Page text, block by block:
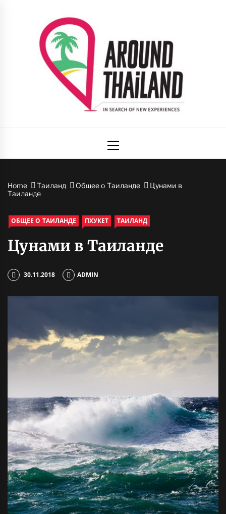
Таиланда
Menu
Home Таиланд Общее о Таиланде
Цунами в
Таиланде
ОБЩЕЕ О ТАИЛАНДЕ ПХУКЕТ ТАИЛАНД
Цунами в Таиланде
30.11.2018 ADMIN